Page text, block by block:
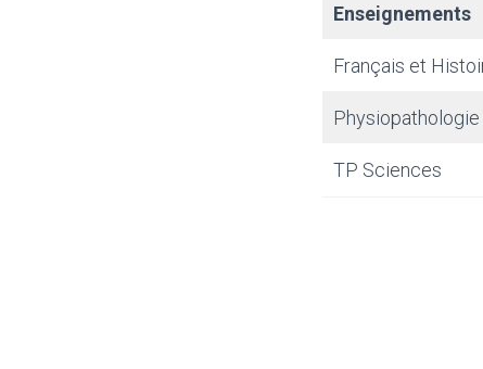
Enseignements
Français et
Physiopathologie
TP Sciences